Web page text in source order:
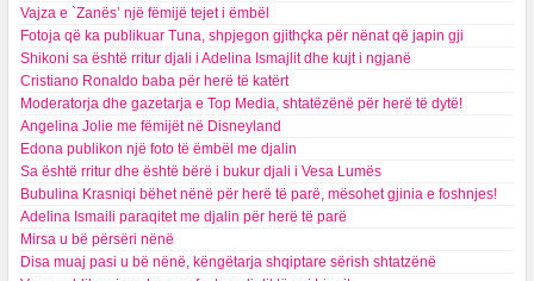
Vajza e `Zanës’ një fëmijë tejet i ëmbël
Fotoja që ka publikuar Tuna, shpjegon gjithçka për nënat që japin gji
Shikoni sa është rritur djali i Adelina Ismajlit dhe kujt i ngjanë
Cristiano Ronaldo baba për herë të katërt
Moderatorja dhe gazetarja e Top Media, shtatëzënë për herë të dytë!
Angelina Jolie me fëmijët në Disneyland
Edona publikon një foto të ëmbël me djalin
Sa është rritur dhe është bërë i bukur djali i Vesa Lumës
Bubulina Krasniqi bëhet nënë për herë të parë, mësohet gjinia e foshnjes!
Adelina Ismaili paraqitet me djalin për herë të parë
Mirsa u bë përsëri nënë
Disa muaj pasi u bë nënë, këngëtarja shqiptare sërish shtatzënë